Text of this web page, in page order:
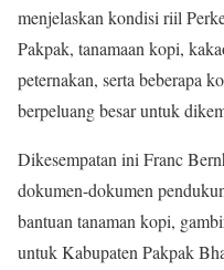
menjelaskan kondisi riil
Pakpak, tanamaan kopi,
peternakan, serta beberapa
berpeluang besar untuk
Dikesempatan ini Franc
dokumen-dokumen
bantuan tanaman kopi,
untuk Kabupaten Pakpak